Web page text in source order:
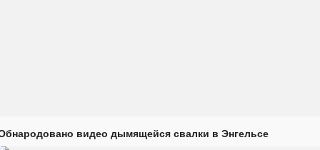
видео дымящейся свалки в Энгельсе